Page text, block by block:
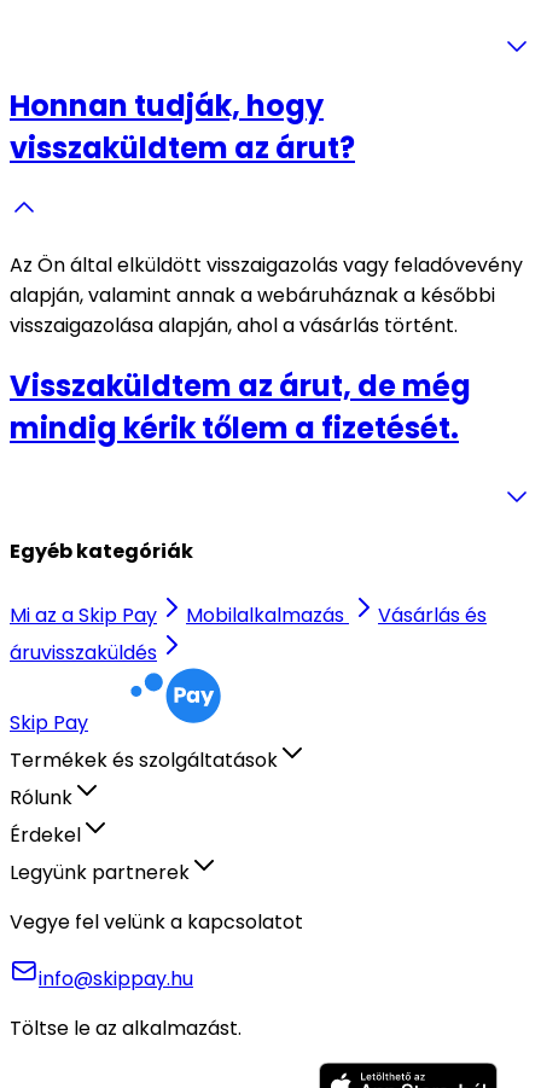
Honnan tudják, hogy
visszaküldtem az árut?
Az Ön által elküldött visszaigazolás vagy feladóvevény
alapján, valamint annak a webáruháznak a későbbi
visszaigazolása alapján, ahol a vásárlás történt.
Visszaküldtem az árut, de még
mindig kérik tőlem a fizetését.
Egyéb kategóriák
Mi az a Skip Pay Mobilalkalmazás
Vásárlás és
áruvisszaküldés
Skip Pay
Termékek és szolgáltatások
Rólunk
Érdekel
Legyünk partnerek
Vegye fel velünk a kapcsolatot
info@skippay.hu
Töltse le az alkalmazást.